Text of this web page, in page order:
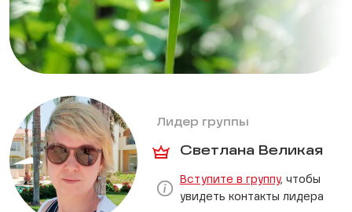
Лидер группы
Светлана Великая
Вступите в группу, чтобы
увидеть контакты лидера